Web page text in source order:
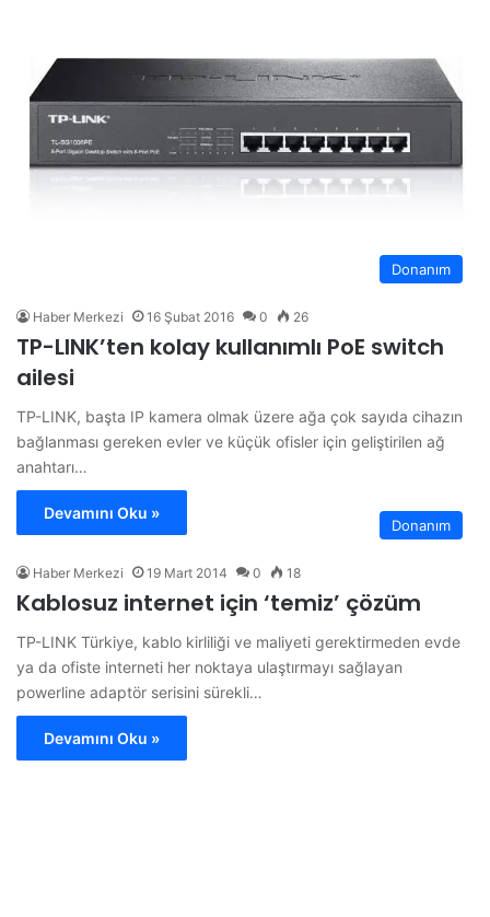
Donanım
Haber Merkezi 16 Şubat 2016 0 26
TP-LINK’ten kolay kullanımlı PoE switch
ailesi
TP-LINK, başta IP kamera olmak üzere ağa çok sayıda cihazın
bağlanması gereken evler ve küçük ofisler için geliştirilen ağ
anahtarı…
Devamını Oku »
Donanım
Haber Merkezi 19 Mart 2014 0 18
Kablosuz internet için ‘temiz’ çözüm
TP-LINK Türkiye, kablo kirliliği ve maliyeti gerektirmeden evde
ya da ofiste interneti her noktaya ulaştırmayı sağlayan
powerline adaptör serisini sürekli…
Devamını Oku »